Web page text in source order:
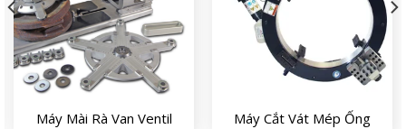
Máy Mài Rà Van Ventil Máy Cắt Vát Mép Ống